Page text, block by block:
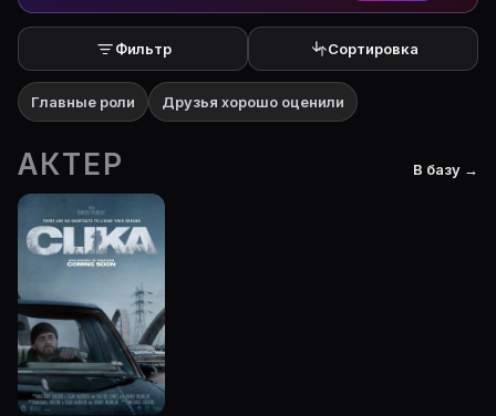
Фильтр Сортировка
Главные роли Друзья хорошо оценили
АКТЕР В базу →